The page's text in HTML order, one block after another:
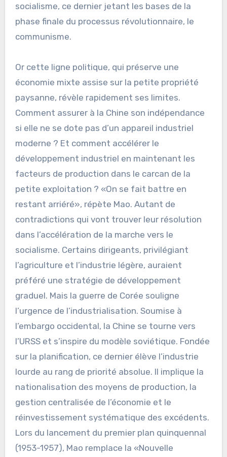
socialisme, ce dernier jetant les bases de la
phase finale du processus révolutionnaire, le
communisme.
Or cette ligne politique, qui préserve une
économie mixte assise sur la petite propriété
paysanne, révèle rapidement ses limites.
Comment assurer à la Chine son indépendance
si elle ne se dote pas d’un appareil industriel
moderne ? Et comment accélérer le
développement industriel en maintenant les
facteurs de production dans le carcan de la
petite exploitation ? «On se fait battre en
restant arriéré», répète Mao. Autant de
contradictions qui vont trouver leur résolution
dans l’accélération de la marche vers le
socialisme. Certains dirigeants, privilégiant
l’agriculture et l’industrie légère, auraient
préféré une stratégie de développement
graduel. Mais la guerre de Corée souligne
l’urgence de l’industrialisation. Soumise à
l’embargo occidental, la Chine se tourne vers
l’URSS et s’inspire du modèle soviétique. Fondée
sur la planification, ce dernier élève l’industrie
lourde au rang de priorité absolue. Il implique la
nationalisation des moyens de production, la
gestion centralisée de l’économie et le
réinvestissement systématique des excédents.
Lors du lancement du premier plan quinquennal
(1953-1957), Mao remplace la «Nouvelle